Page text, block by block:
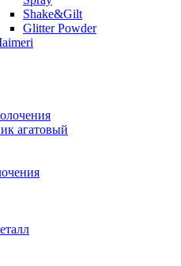
Shake&Gilt
Glitter Powder
агатовый